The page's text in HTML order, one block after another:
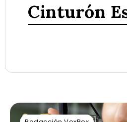
Cinturón